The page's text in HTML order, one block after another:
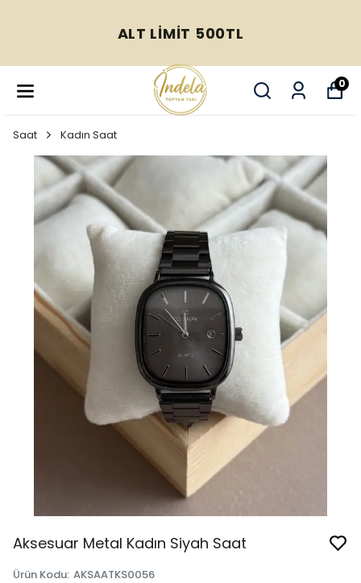
ALT LİMİT 500TL
0
Saat Kadın Saat
Aksesuar Metal Kadın Siyah Saat
Ürün Kodu: AKSAATKS0056